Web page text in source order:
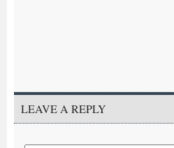
LEAVE A REPLY